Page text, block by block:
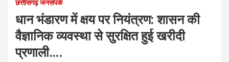
छत्तीसगढ़ जनसंपर्क
धान भंडारण में क्षय पर नियंत्रण: शासन की
वैज्ञानिक व्यवस्था से सुरक्षित हुई खरीदी
प्रणाली….